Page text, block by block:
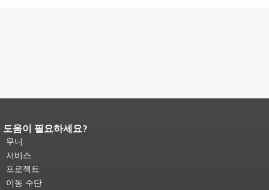
페이지 내용 끝입니다.이 페이지의 나
머지 내용은 모든 페이지에 반복됩니
다.메인 콘텐츠 상단으로 돌아가려면
여기를 클릭하십시오
도움이 필요하세요?
무니
서비스
프로젝트
이동 수단